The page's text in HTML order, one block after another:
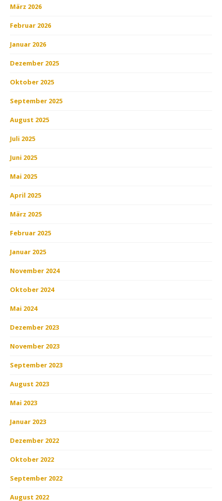
März 2026
Februar 2026
Januar 2026
Dezember 2025
Oktober 2025
September 2025
August 2025
Juli 2025
Juni 2025
Mai 2025
April 2025
März 2025
Februar 2025
Januar 2025
November 2024
Oktober 2024
Mai 2024
Dezember 2023
November 2023
September 2023
August 2023
Mai 2023
Januar 2023
Dezember 2022
Oktober 2022
September 2022
August 2022